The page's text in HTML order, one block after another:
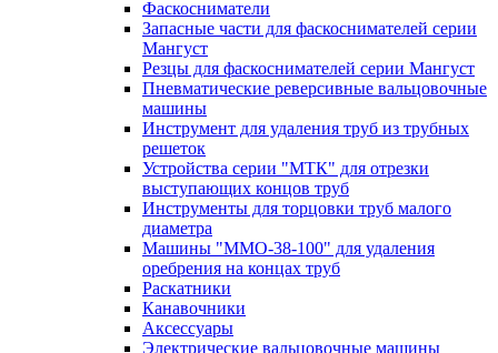
Фаскосниматели
Запасные части для фаскоснимателей серии
Мангуст
Резцы для фаскоснимателей серии Мангуст
Пневматические реверсивные вальцовочные
машины
Инструмент для удаления труб из трубных
решеток
Устройства серии "МТК" для отрезки
выступающих концов труб
Инструменты для торцовки труб малого
диаметра
Машины "ММО-38-100" для удаления
оребрения на концах труб
Раскатники
Канавочники
Аксессуары
Электрические вальцовочные машины